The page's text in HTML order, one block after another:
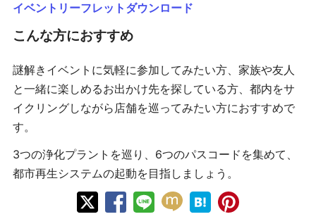
イベントリーフレットダウンロード
こんな方におすすめ
謎解きイベントに気軽に参加してみたい方、家族や友人
と一緒に楽しめるお出かけ先を探している方、都内をサ
イクリングしながら店舗を巡ってみたい方におすすめで
す。
3つの浄化プラントを巡り、6つのパスコードを集めて、
都市再生システムの起動を目指しましょう。